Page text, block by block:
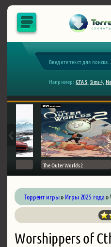
Например: GTA 5, Sims 4,
The Outer Worlds 2
Торрент игры» Игры 2025 года»
Worshippers of